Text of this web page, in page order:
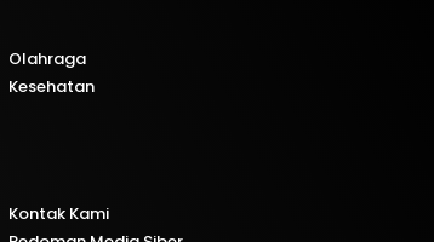
Olahraga
Kesehatan
Kontak Kami